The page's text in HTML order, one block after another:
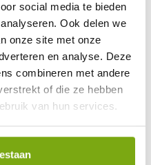
social media te bieden
Ook delen we
onze site met onze
en analyse. Deze
combineren met andere
of die ze hebben
van hun services.
altijd een begrenzing
een scootmobiel aanvragen
daarvan de aanschaf van een